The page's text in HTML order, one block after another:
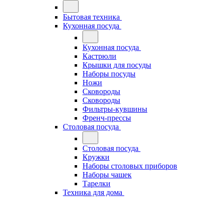
Бытовая техника
Кухонная посуда
Кухонная посуда
Кастрюли
Крышки для посуды
Наборы посуды
Ножи
Сковороды
Сковороды
Фильтры-кувшины
Френч-прессы
Столовая посуда
Столовая посуда
Кружки
Наборы столовых приборов
Наборы чашек
Тарелки
Техника для дома